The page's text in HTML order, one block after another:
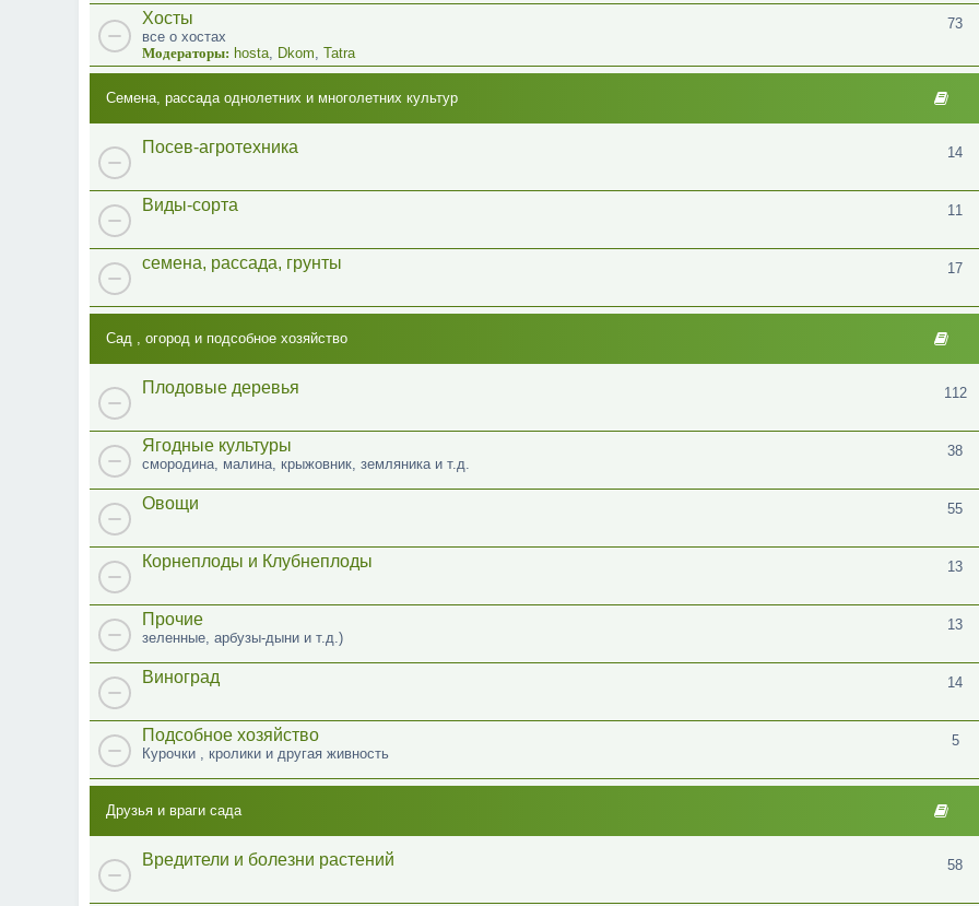
Хосты
все о хостах
Модераторы: hosta Dkom Tatra
73
Семена, рассада однолетних и многолетних культур
Посев-агротехника 14
Виды-сорта 11
семена, рассада, грунты 17
Сад , огород и подсобное хозяйство
Плодовые деревья 112
Ягодные культуры
смородина, малина, крыжовник, земляника и т.д.
38
Овощи 55
Корнеплоды и Клубнеплоды 13
Прочие
зеленные, арбузы-дыни и т.д.)
13
Виноград 14
Подсобное хозяйство
Курочки , кролики и другая живность
5
Друзья и враги сада
Вредители и болезни растений 58